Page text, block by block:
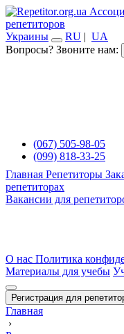
репетиторов
Украины
RU | UA
Вопросы? Звоните нам:
(067) 505-98-05
(099) 818-33-25
Главная Репетиторы
репетиторах
Вакансии для
О нас Политика
Материалы для учебы
Регистрация для
Главная
›